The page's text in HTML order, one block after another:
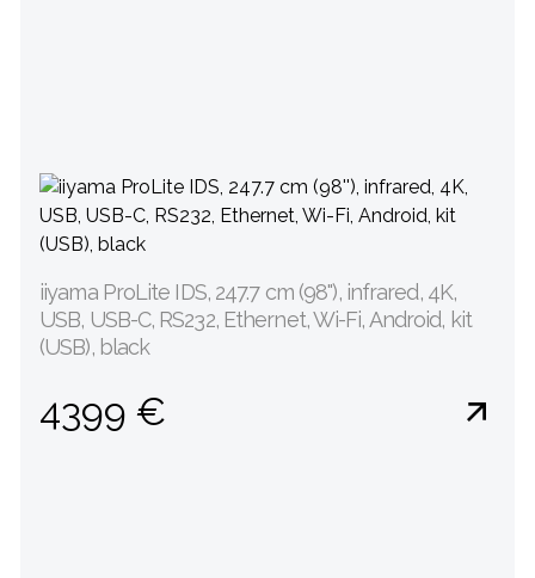
iiyama ProLite IDS, 247.7 cm (98''), infrared, 4K,
USB, USB-C, RS232, Ethernet, Wi-Fi, Android, kit
(USB), black
4399 €